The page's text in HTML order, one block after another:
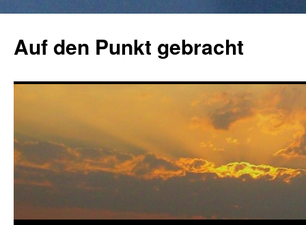
springen
Auf den Punkt gebracht